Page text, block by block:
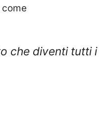
che diventi tutti